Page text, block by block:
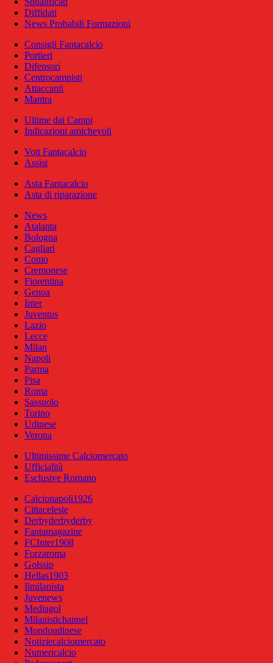
Diffidati
News Probabili Formazioni
Consigli Fantacalcio
Portieri
Difensori
Centrocampisti
Attaccanti
Mantra
Ultime dai Campi
Indicazioni amichevoli
Voti Fantacalcio
Assist
Asta Fantacalcio
Asta di riparazione
News
Atalanta
Bologna
Cagliari
Como
Cremonese
Fiorentina
Genoa
Inter
Juventus
Lazio
Lecce
Milan
Napoli
Parma
Pisa
Roma
Sassuolo
Torino
Udinese
Verona
Ultimissime Calciomercato
Ufficialità
Esclusive Romano
Calcionapoli1926
Cittaceleste
Derbyderbyderby
Fantamagazine
FCInter1908
Forzaroma
Golssip
Hellas1903
Ilmilanista
Juvenews
Mediagol
Milanistichannel
Mondoudinese
Notiziecalciomercato
Numericalcio